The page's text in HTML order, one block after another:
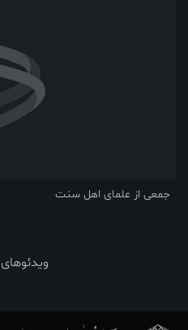
جمعی از علمای اهل سنت